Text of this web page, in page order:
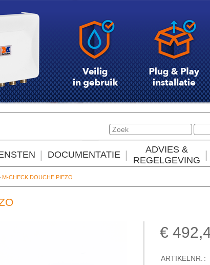
DOCUMENTATIE
ADVIES &
REGELGEVING
M-CHECK DOUCHE PIEZO
€
ARTIKELNR. :